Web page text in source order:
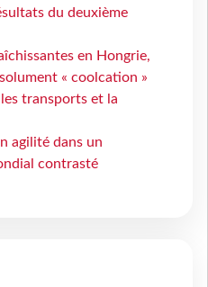
du deuxième
en Hongrie,
« coolcation »
transports et la
agilité dans un
contrasté